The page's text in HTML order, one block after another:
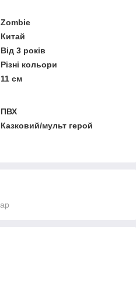
Zombie
Китай
Від 3 років
Різні кольори
11 см
ПВХ
Казковий/мульт герой